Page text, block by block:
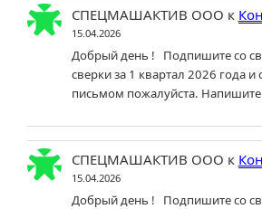
СПЕЦМАШАКТИВ ООО к
15.04.2026
Добрый день ! Подпишите со
сверки за 1 квартал 2026 года
письмом пожалуйста.
СПЕЦМАШАКТИВ ООО к
15.04.2026
Добрый день ! Подпишите со